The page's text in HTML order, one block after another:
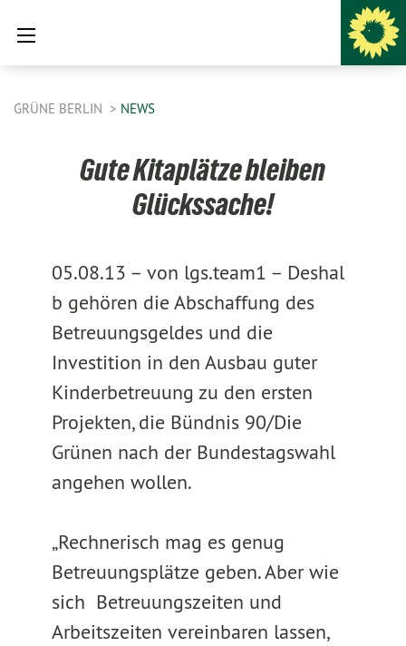
GRÜNE BERLIN NEWS
Gute Kitaplätze bleiben
Glückssache!
05.08.13 – von lgs.team1 – Deshal
b gehören die Abschaffung des
Betreuungsgeldes und die
Investition in den Ausbau guter
Kinderbetreuung zu den ersten
Projekten, die Bündnis 90/Die
Grünen nach der Bundestagswahl
angehen wollen.
„Rechnerisch mag es genug
Betreuungsplätze geben. Aber wie
sich Betreuungszeiten und
Arbeitszeiten vereinbaren lassen,